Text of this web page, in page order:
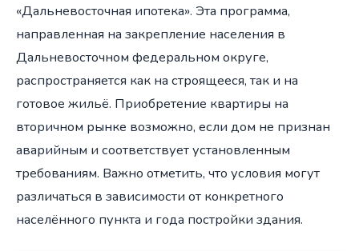
«Дальневосточная ипотека». Эта программа,
направленная на закрепление населения в
Дальневосточном федеральном округе,
распространяется как на строящееся, так и на
готовое жильё. Приобретение квартиры на
вторичном рынке возможно, если дом не признан
аварийным и соответствует установленным
требованиям. Важно отметить, что условия могут
различаться в зависимости от конкретного
населённого пункта и года постройки здания.